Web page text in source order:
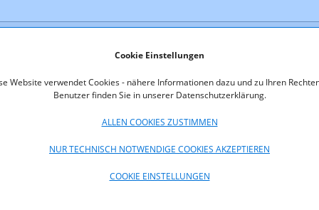
Cookie Einstellungen
Website verwendet Cookies - nähere Informationen dazu und zu Ihren
Benutzer finden Sie in unserer Datenschutzerklärung.
ALLEN COOKIES ZUSTIMMEN
NUR TECHNISCH NOTWENDIGE COOKIES AKZEPTIEREN
COOKIE EINSTELLUNGEN